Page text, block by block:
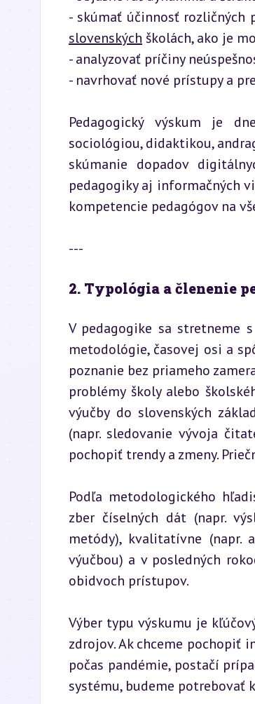
- skúmať účinnosť rozličných
slovenských školách, ako je
- analyzovať príčiny
- navrhovať nové prístupy a
Pedagogický výskum je
sociológiou, didaktikou,
skúmanie dopadov
pedagogiky aj informačných
kompetencie pedagógov na
---
2. Typológia a členenie
V pedagogike sa stretneme
metodológie, časovej osi a
poznanie bez priameho
problémy školy alebo
výučby do slovenských
(napr. sledovanie vývoja
pochopiť trendy a zmeny.
Podľa metodologického
zber číselných dát (napr.
metódy), kvalitatívne (napr.
výučbou) a v posledných
obidvoch prístupov.
Výber typu výskumu je
zdrojov. Ak chceme pochopiť
počas pandémie, postačí
systému, budeme potrebovať